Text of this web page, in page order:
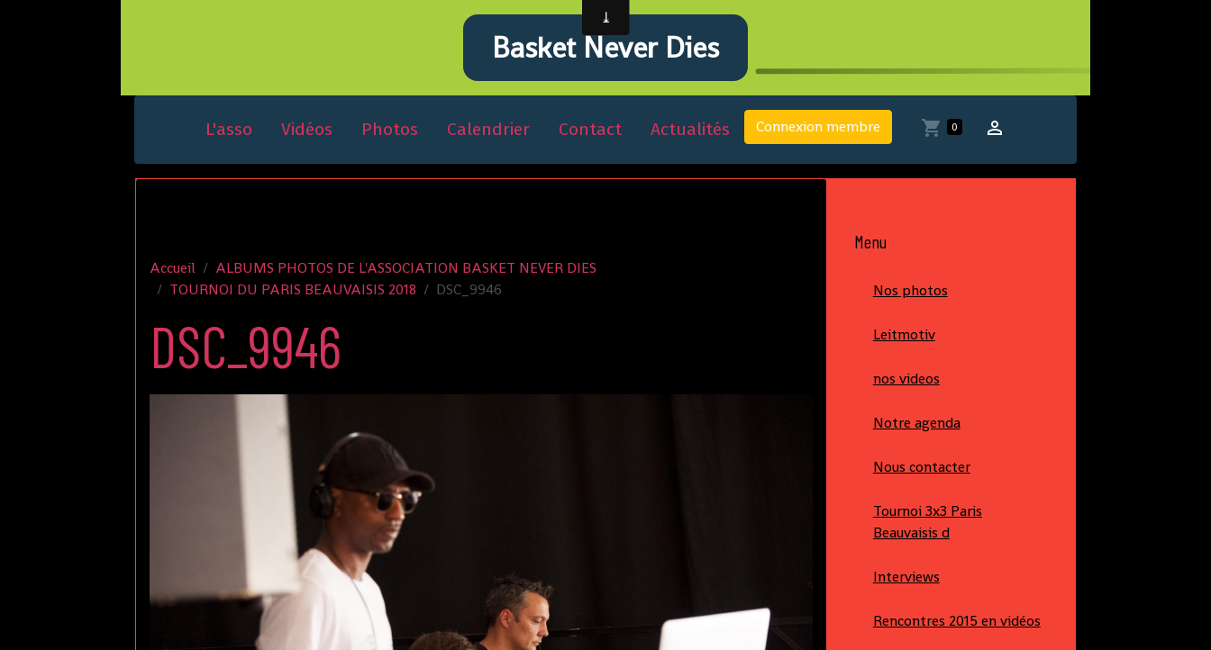
Basket Never Dies
L'asso Vidéos Photos Calendrier Contact Actualités Connexion membre 0
Accueil
ALBUMS PHOTOS DE L'ASSOCIATION BASKET NEVER DIES
TOURNOI DU PARIS BEAUVAISIS 2018
DSC_9946
DSC_9946
Menu
Nos photos
Leitmotiv
nos videos
Notre agenda
Nous contacter
Tournoi 3x3 Paris
Beauvaisis d
Interviews
Rencontres 2015 en vidéos